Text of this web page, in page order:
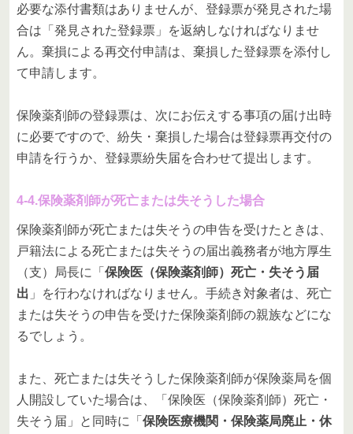
必要な添付書類はありませんが、登録票が発見された場
合は「発見された登録票」を返納しなければなりませ
ん。棄損による再交付申請は、棄損した登録票を添付し
て申請します。
保険薬剤師の登録票は、次にお伝えする事項の届け出時
に必要ですので、紛失・棄損した場合は登録票再交付の
申請を行うか、登録票紛失届を合わせて提出します。
4-4.保険薬剤師が死亡または失そうした場合
保険薬剤師が死亡または失そうの申告を受けたときは、
戸籍法による死亡または失そうの届出義務者が地方厚生
（支）局長に「 保険医（保険薬剤師）死亡・失そう届
出 」を行わなければなりません。手続き対象者は、死亡
または失そうの申告を受けた保険薬剤師の親族などにな
るでしょう。
また、死亡または失そうした保険薬剤師が保険薬局を個
人開設していた場合は、「保険医（保険薬剤師）死亡・
失そう届」と同時に「 保険医療機関・保険薬局廃止・休